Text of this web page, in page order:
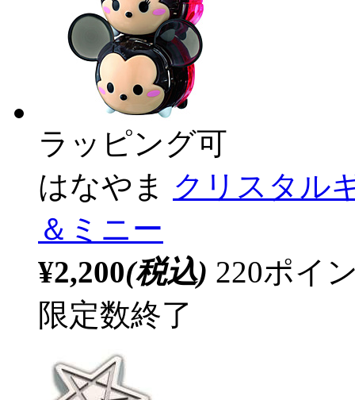
ラッピング可
はなやま クリスタル
＆ミニー
¥2,200(税込) 220ポイ
限定数終了